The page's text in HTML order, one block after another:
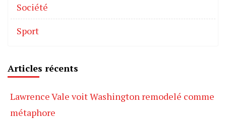
Société
Sport
Articles récents
Lawrence Vale voit Washington remodelé comme
métaphore